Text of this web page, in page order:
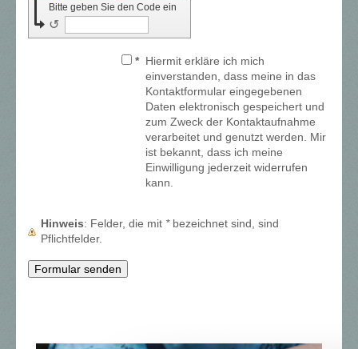
Bitte geben Sie den Code ein
↺
* Hiermit erkläre ich mich
einverstanden, dass meine in das
Kontaktformular eingegebenen
Daten elektronisch gespeichert und
zum Zweck der Kontaktaufnahme
verarbeitet und genutzt werden. Mir
ist bekannt, dass ich meine
Einwilligung jederzeit widerrufen
kann.
Hinweis : Felder, die mit *bezeichnet sind, sind
Pflichtfelder.